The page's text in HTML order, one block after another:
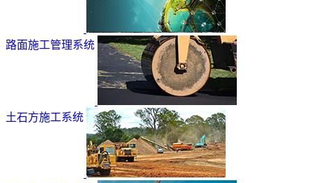
路面施工管理系统
土石方施工系统